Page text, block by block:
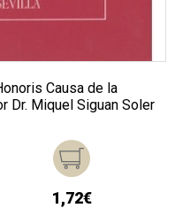
Causa de la
Dr. Miquel Siguan Soler
1,72€